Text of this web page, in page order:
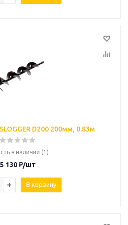
D200 200мм, 0.83м
в наличии (1)
5 130₽/шт
В корзину